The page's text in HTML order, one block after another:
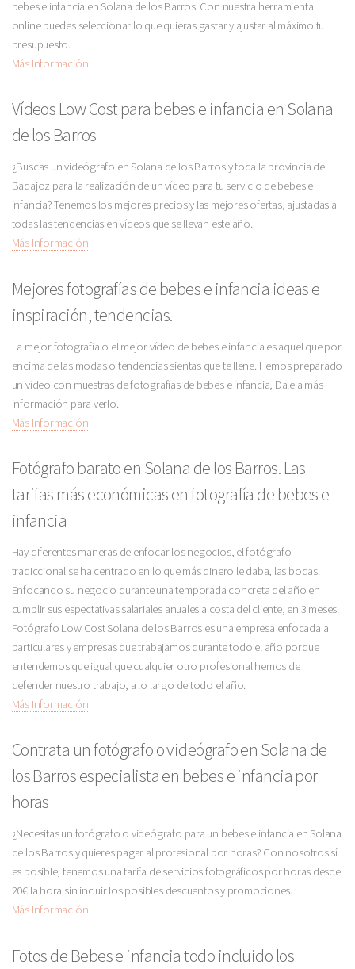
bebes e infancia en Solana de los Barros. Con nuestra herramienta
online puedes seleccionar lo que quieras gastar y ajustar al máximo tu
presupuesto.
Más Información
Vídeos Low Cost para bebes e infancia en Solana
de los Barros
¿Buscas un videógrafo en Solana de los Barros y toda la provincia de
Badajoz para la realización de un vídeo para tu servicio de bebes e
infancia? Tenemos los mejores precios y las mejores ofertas, ajustadas a
todas las tendencias en vídeos que se llevan este año.
Más Información
Mejores fotografías de bebes e infancia ideas e
inspiración, tendencias.
La mejor fotografía o el mejor vídeo de bebes e infancia es aquel que por
encima de las modas o tendencias sientas que te llene. Hemos preparado
un vídeo con muestras de fotografías de bebes e infancia, Dale a más
información para verlo.
Más Información
Fotógrafo barato en Solana de los Barros. Las
tarifas más económicas en fotografía de bebes e
infancia
Hay diferentes maneras de enfocar los negocios, el fotógrafo
tradiccional se ha centrado en lo que más dinero le daba, las bodas.
Enfocando su negocio durante una temporada concreta del año en
cumplir sus espectativas salariales anuales a costa del cliente, en 3 meses.
Fotógrafo Low Cost Solana de los Barros es una empresa enfocada a
particulares y empresas que trabajamos durante todo el año porque
entendemos que igual que cualquier otro profesional hemos de
defender nuestro trabajo, a lo largo de todo el año.
Más Información
Contrata un fotógrafo o videógrafo en Solana de
los Barros especialista en bebes e infancia por
horas
¿Necesitas un fotógrafo o videógrafo para un bebes e infancia en Solana
de los Barros y quieres pagar al profesional por horas? Con nosotros sí
es posible, tenemos una tarifa de servicios fotográficos por horas desde
20€ la hora sin incluir los posibles descuentos y promociones.
Más Información
Fotos de Bebes e infancia todo incluido los